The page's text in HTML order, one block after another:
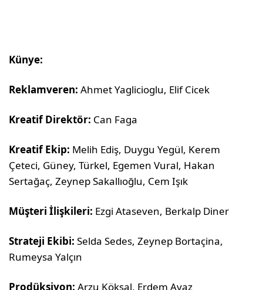
Künye:
Reklamveren: Ahmet Yaglicioglu, Elif Cicek
Kreatif Direktör: Can Faga
Kreatif Ekip: Melih Ediş, Duygu Yegül, Kerem
Çeteci, Güney, Türkel, Egemen Vural, Hakan
Sertağaç, Zeynep Sakallıoğlu, Cem Işık
Müşteri İlişkileri: Ezgi Ataseven, Berkalp Diner
Strateji Ekibi: Selda Sedes, Zeynep Bortaçina,
Rumeysa Yalçın
Prodüksiyon: Arzu Köksal, Erdem Ayaz